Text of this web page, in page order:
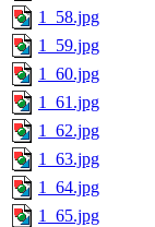
1_58.jpg
1_59.jpg
1_60.jpg
1_61.jpg
1_62.jpg
1_63.jpg
1_64.jpg
1_65.jpg